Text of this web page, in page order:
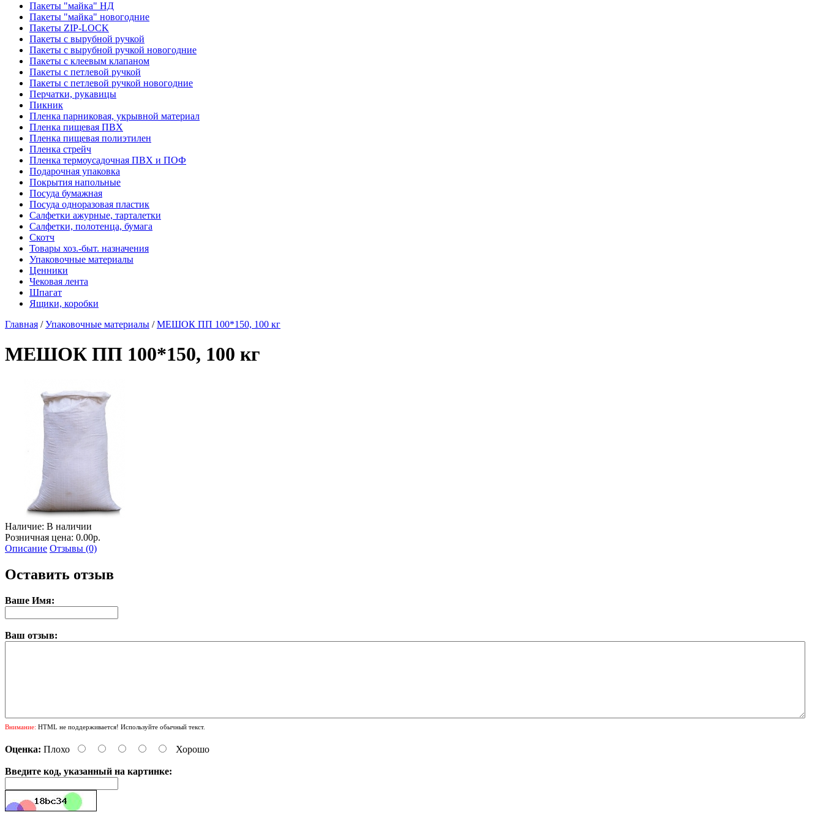
Пакеты "майка" НД
Пакеты "майка" новогодние
Пакеты ZIP-LOCK
Пакеты с вырубной ручкой
Пакеты с вырубной ручкой новогодние
Пакеты с клеевым клапаном
Пакеты с петлевой ручкой
Пакеты с петлевой ручкой новогодние
Перчатки, рукавицы
Пикник
Пленка парниковая, укрывной материал
Пленка пищевая ПВХ
Пленка пищевая полиэтилен
Пленка стрейч
Пленка термоусадочная ПВХ и ПОФ
Подарочная упаковка
Покрытия напольные
Посуда бумажная
Посуда одноразовая пластик
Салфетки ажурные, тарталетки
Салфетки, полотенца, бумага
Скотч
Товары хоз.-быт. назначения
Упаковочные материалы
Ценники
Чековая лента
Шпагат
Ящики, коробки
Главная /Упаковочные материалы /МЕШОК ПП 100*150, 100 кг
МЕШОК ПП 100*150, 100 кг
Наличие: В наличии
Розничная цена: 0.00р.
Описание Отзывы (0)
Оставить отзыв
Ваше Имя:
Ваш отзыв:
Внимание: HTML не поддерживается! Используйте обычный текст.
Оценка: Плохо Хорошо
Введите код, указанный на картинке: